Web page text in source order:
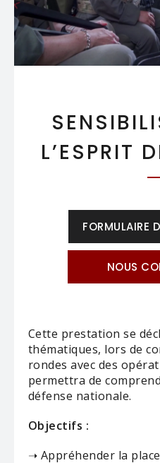
L’ESPRIT
FORMULAIRE
NOUS
Cette prestation se
thématiques, lors de
rondes avec des
permettra de
défense nationale.
Objectifs :
➝ Appréhender la